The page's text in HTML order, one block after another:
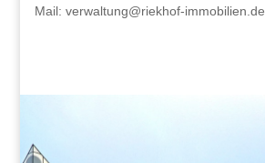
Mail: verwaltung@riekhof-immobilien.de